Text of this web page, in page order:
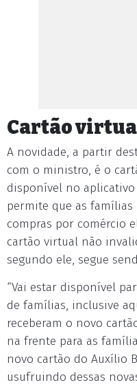
Cartão
A novidade, a partir
com o ministro, é o
disponível no aplicativo
permite que as famílias
compras por comércio
cartão virtual não
segundo ele, segue
“Vai estar disponível
de famílias, inclusive
receberam o novo
na frente para as
novo cartão do Auxílio
usufruindo dessas